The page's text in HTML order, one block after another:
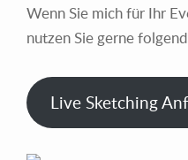
Wenn Sie mich für Ihr
nutzen Sie gerne
Live Sketching